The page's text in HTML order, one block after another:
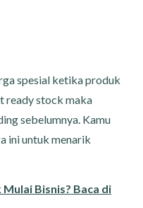
spesial ketika produk
ready stock maka
sebelumnya. Kamu
ini untuk menarik
Bisnis? Baca di